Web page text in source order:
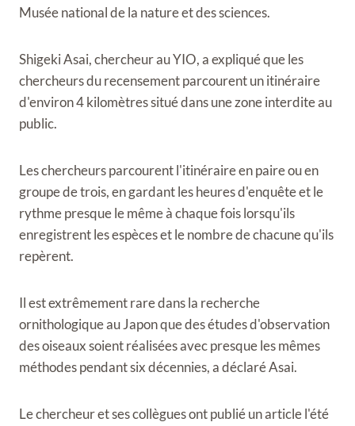
Musée national de la nature et des sciences.
Shigeki Asai, chercheur au YIO, a expliqué que les
chercheurs du recensement parcourent un itinéraire
d'environ 4 kilomètres situé dans une zone interdite au
public.
Les chercheurs parcourent l'itinéraire en paire ou en
groupe de trois, en gardant les heures d'enquête et le
rythme presque le même à chaque fois lorsqu'ils
enregistrent les espèces et le nombre de chacune qu'ils
repèrent.
Il est extrêmement rare dans la recherche
ornithologique au Japon que des études d'observation
des oiseaux soient réalisées avec presque les mêmes
méthodes pendant six décennies, a déclaré Asai.
Le chercheur et ses collègues ont publié un article l'été